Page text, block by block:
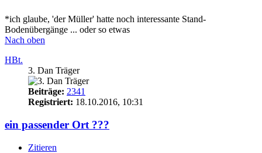
*ich glaube, 'der Müller' hatte noch interessante Stand-
Bodenübergänge ... oder so etwas
Nach oben
HBt.
3. Dan Träger
Beiträge: 2341
Registriert: 18.10.2016, 10:31
ein passender Ort ???
Zitieren